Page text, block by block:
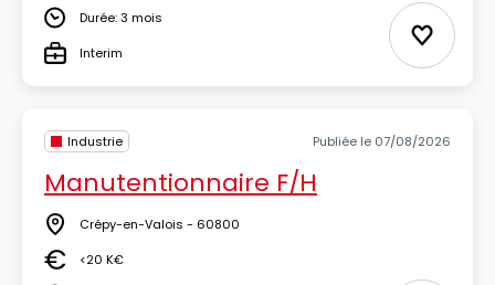
DuréeDurée: 3 mois
TypeInterim Ajouter
Industrie Publiée le 07/08/2026
Manutentionnaire F/H
Lieu Crépy-en-Valois - 60800
Salaire<20 K€